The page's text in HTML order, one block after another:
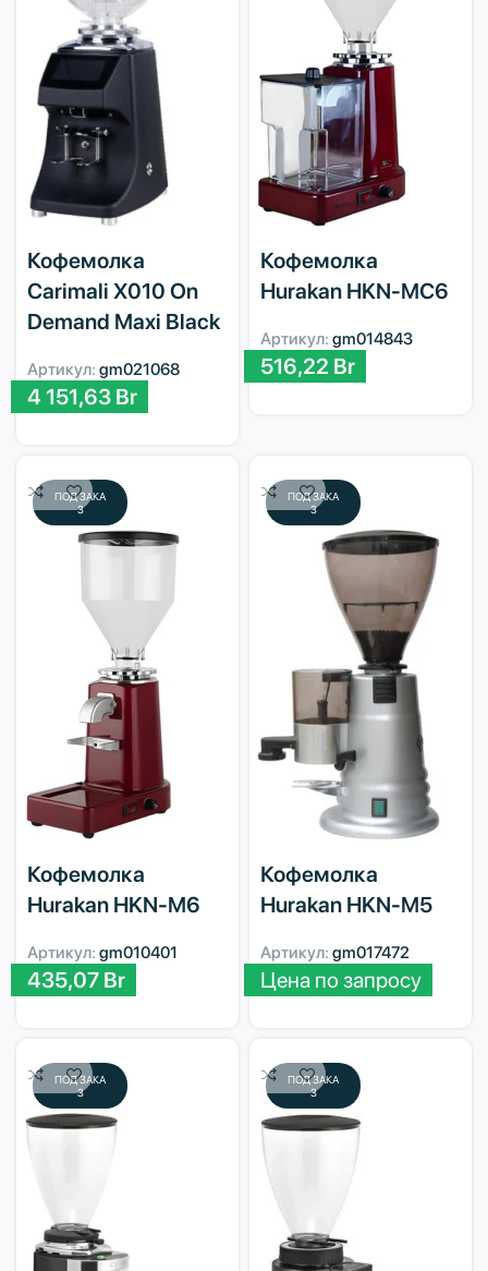
Кофемолка
Carimali X010 On
Demand Maxi Black
Артикул: gm021068
4 151,63 Br
Кофемолка
Hurakan HKN-MС6
Артикул: gm014843
516,22 Br
ПОД ЗАКА
З
Кофемолка
Hurakan HKN-M6
Артикул: gm010401
435,07 Br
ПОД ЗАКА
З
Кофемолка
Hurakan HKN-M5
Артикул: gm017472
Цена по запросу
ПОД ЗАКА
З
ПОД ЗАКА
З